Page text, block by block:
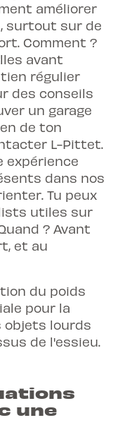
améliorer
surtout sur de
Comment ?
avant
régulier
des conseils
un garage
de ton
L-Pittet.
expérience
dans nos
Tu peux
utiles sur
? Avant
et au
du poids
pour la
objets lourds
de l'essieu.
une